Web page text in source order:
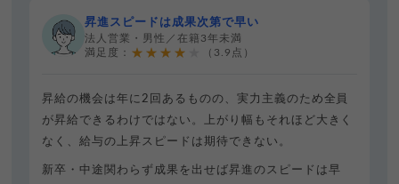
昇進スピードは成果次第で早い
法人営業・男性／在籍3年未満
満足度： ★★★★★ （3.9点）
昇給の機会は年に2回あるものの、実力主義のため全員
が昇給できるわけではない。上がり幅もそれほど大きく
なく、給与の上昇スピードは期待できない。
新卒・中途関わらず成果を出せば昇進のスピードは早